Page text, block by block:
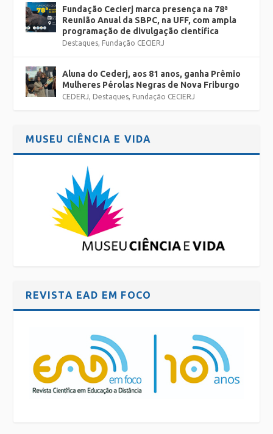
Fundação Cecierj marca presença na 78ª
Reunião Anual da SBPC, na UFF, com ampla
programação de divulgação científica
Destaques, Fundação CECIERJ
Aluna do Cederj, aos 81 anos, ganha Prêmio
Mulheres Pérolas Negras de Nova Friburgo
CEDERJ, Destaques, Fundação CECIERJ
MUSEU CIÊNCIA E VIDA
REVISTA EAD EM FOCO